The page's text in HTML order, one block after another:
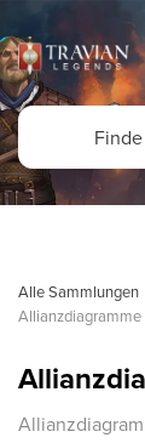
Alle Sammlungen
Allianzdiagramme